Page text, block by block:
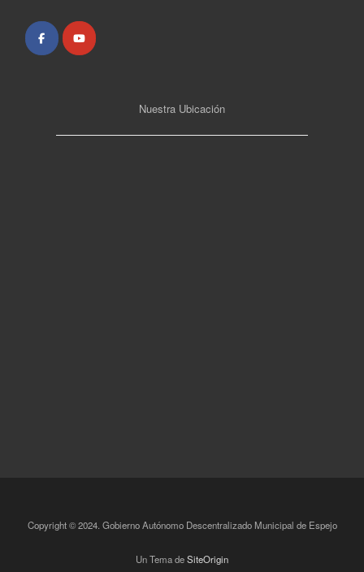
Nuestra Ubicación
Copyright © 2024. Gobierno Autónomo Descentralizado Municipal de Espejo
Un Tema deSiteOrigin